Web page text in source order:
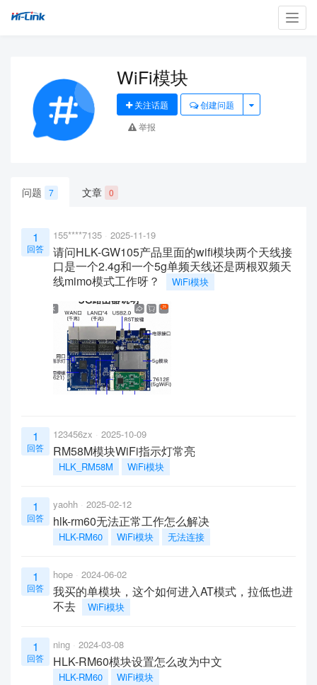
WiFi模块
关注话题
创建问题
举报
问题 7 文章 0
1
回答
155****7135 2025-11-19
请问HLK-GW105产品里面的wifi模块两个天线接
口是一个2.4g和一个5g单频天线还是两根双频天
线mimo模式工作呀？
WiFi模块
1
回答
123456zx 2025-10-09
RM58M模块WiFi指示灯常亮
HLK_RM58M WiFi模块
1
回答
yaohh 2025-02-12
hlk-rm60无法正常工作怎么解决
HLK-RM60 WiFi模块 无法连接
1
回答
hope 2024-06-02
我买的单模块，这个如何进入AT模式，拉低也进
不去
WiFi模块
1
回答
ning 2024-03-08
HLK-RM60模块设置怎么改为中文
HLK-RM60 WiFi模块